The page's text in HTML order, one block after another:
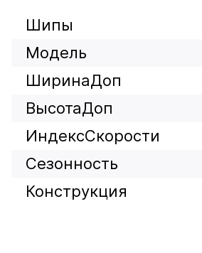
Шипы
Модель
ШиринаДоп
ВысотаДоп
ИндексСкорости
Сезонность
Конструкция